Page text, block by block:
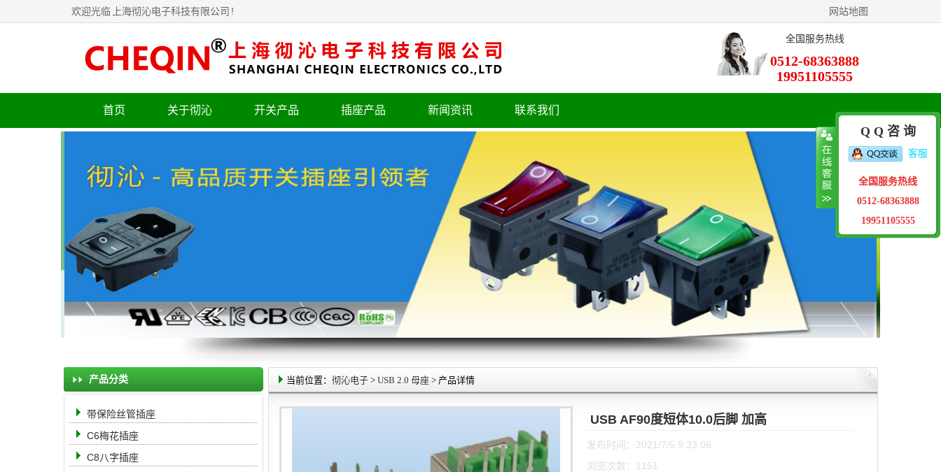
欢迎光临 上海彻沁电子科技有限公司 ! 网站地图
全国服务热线
0512-68363888
19951105555
首页 关于彻沁 开关产品 插座产品 新闻资讯 联系我们
产品分类
带保险丝管插座
C6梅花插座
C8八字插座
当前位置： 彻沁电子 > USB 2.0 母座 > 产品详情
USB AF90度短体10.0后脚 加高
发布时间：2021/7/5 9:33:06
浏览次数：1151
Q Q 咨 询
客服
全国服务热线
0512-68363888
19951105555